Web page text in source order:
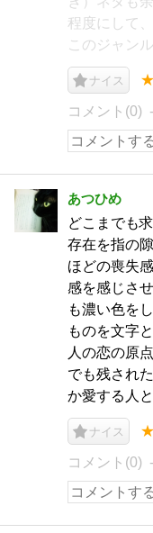
程度にして
このジャン
ナイス
コメント(0)
あつひめ
どこまでも
存在を指の
ほどの喪失
感を感じさ
も濃い色を
ものを文字
人の恋の原
でも残され
か愛する人
ナイス
コメント(0)